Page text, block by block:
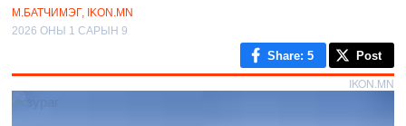
М.БАТЧИМЭГ, IKON.MN
2026 ОНЫ 1 САРЫН 9
Share: 5 Post
IKON.MN